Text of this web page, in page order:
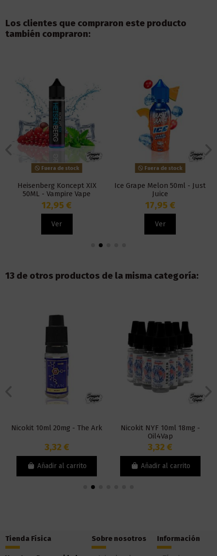
Los clientes que compraron este producto
también compraron:
Fuera de stock
Heisenberg Koncept XIX
50ML - Vampire Vape
12,95 €
Ver
Fuera de stock
Ice Grape Melon 50ml - Just
Juice
17,95 €
Ver
13 de otros productos de la misma categoría:
Nicokit 10ml 20mg - The Ark
3,32 €
Añadir al carrito
Nicokit NYF 10ml 18mg -
Oil4Vap
3,32 €
Añadir al carrito
Tienda Física Sobre nosotros Información